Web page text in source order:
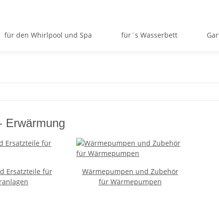
für den Whirlpool und Spa für`s Wasserbett
Erwärmung
Ersatzteile für
Wärmepumpen und Zubehör
für Wärmepumpen